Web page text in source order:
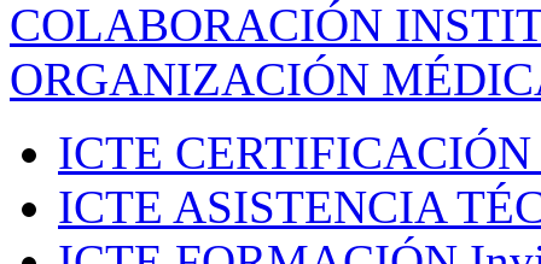
COLABORACIÓN
ORGANIZACIÓN
ICTE CERTIFICACIÓN
ICTE ASISTENCIA